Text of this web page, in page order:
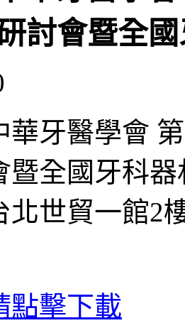
討會暨全
華牙醫學會
暨全國牙科
北世貿一館2
點擊下載